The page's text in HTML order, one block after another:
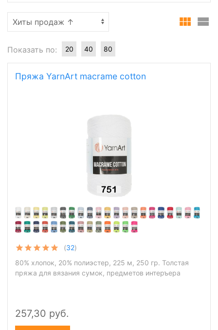
Показать по: 20 40 80
Пряжа YarnArt macrame cotton
(32)
80% хлопок, 20% полиэстер, 225 м, 250 гр. Толстая
пряжа для вязания сумок, предметов интеръера
257,30 руб.